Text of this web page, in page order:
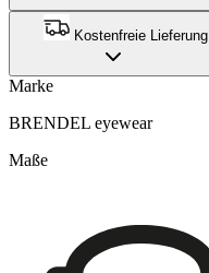
Kostenfreie Lieferung
Marke
BRENDEL eyewear
Maße